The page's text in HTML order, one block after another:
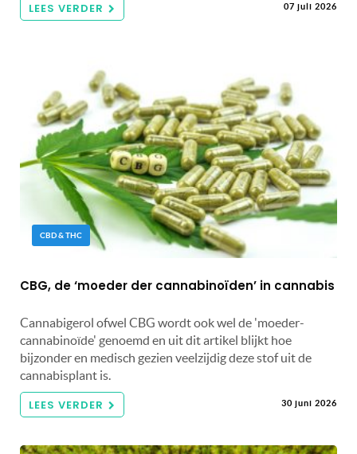
LEES VERDER 07 juli 2026
CBD & THC
CBG, de ‘moeder der cannabinoïden’ in cannabis
Cannabigerol ofwel CBG wordt ook wel de 'moeder-
cannabinoïde' genoemd en uit dit artikel blijkt hoe
bijzonder en medisch gezien veelzijdig deze stof uit de
cannabisplant is.
LEES VERDER 30 juni 2026